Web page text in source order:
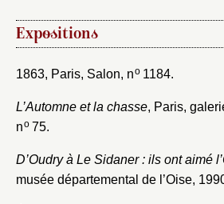
Expositions
1863, Paris, Salon, no1184.
L’Automne et la chasse, Paris,
no75.
D’Oudry à Le Sidaner : ils ont aimé
musée départemental de l’Oise,